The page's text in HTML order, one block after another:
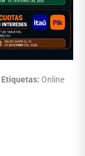
Etiquetas: Online